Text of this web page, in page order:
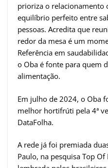
prioriza o relacionamento
equilíbrio perfeito entre
pessoas. Acredita que
redor da mesa é um
Referência em
o Oba é fonte para quem
alimentação.
Em julho de 2024, o Oba
melhor hortifrúti pela 4ª
DataFolha.
A rede já foi premiada
Paulo, na pesquisa Top